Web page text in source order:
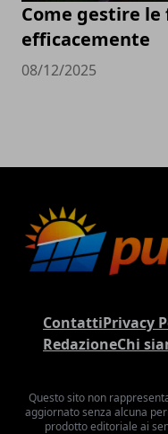
Come gestire
efficacemente
08/12/2025
ContattiPrivacy
RedazioneChi
Questo sito non
aggiornato senza alcuna
prodotto editoriale ai